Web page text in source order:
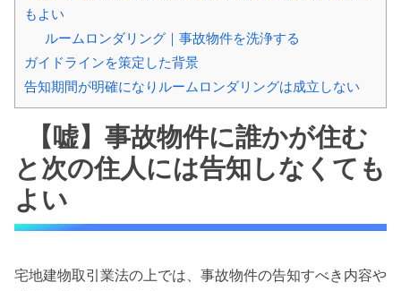
もよい
ルームロンダリング｜事故物件を洗浄する
ガイドラインを策定した背景
告知期間が明確になりルームロンダリングは成立しない
【嘘】事故物件に誰かが住む
と次の住人には告知しなくても
よい
宅地建物取引業法の上では、事故物件の告知すべき内容や